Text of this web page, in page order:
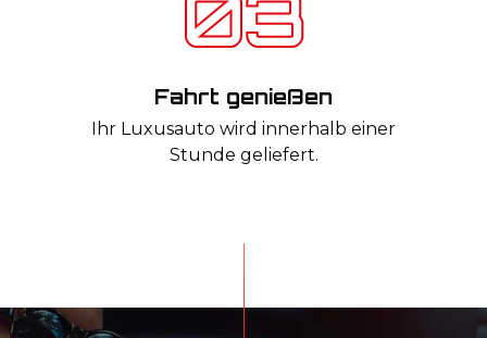
Fahrt genießen
Ihr Luxusauto wird innerhalb einer
Stunde geliefert.